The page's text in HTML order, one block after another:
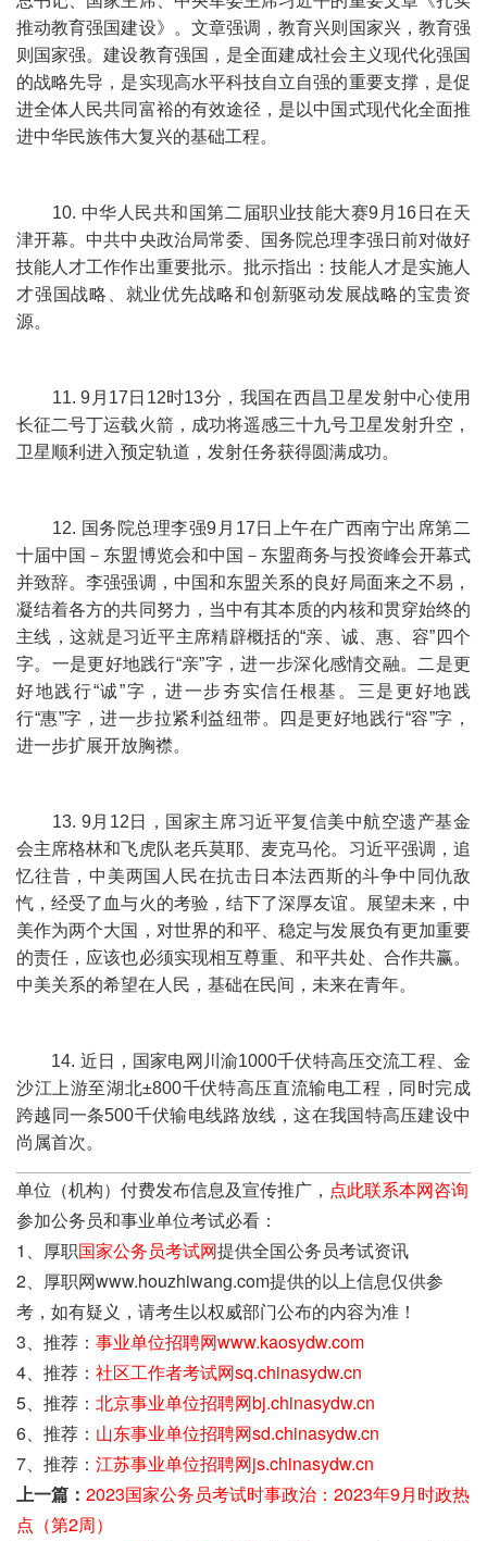
推动教育强国建设》。文章强调，教育兴则国家兴，教育强
则国家强。建设教育强国，是全面建成社会主义现代化强国
的战略先导，是实现高水平科技自立自强的重要支撑，是促
进全体人民共同富裕的有效途径，是以中国式现代化全面推
进中华民族伟大复兴的基础工程。
10. 中华人民共和国第二届职业技能大赛9月16日在天
津开幕。中共中央政治局常委、国务院总理李强日前对做好
技能人才工作作出重要批示。批示指出：技能人才是实施人
才强国战略、就业优先战略和创新驱动发展战略的宝贵资
源。
11. 9月17日12时13分，我国在西昌卫星发射中心使用
长征二号丁运载火箭，成功将遥感三十九号卫星发射升空，
卫星顺利进入预定轨道，发射任务获得圆满成功。
12. 国务院总理李强9月17日上午在广西南宁出席第二
十届中国－东盟博览会和中国－东盟商务与投资峰会开幕式
并致辞。李强强调，中国和东盟关系的良好局面来之不易，
凝结着各方的共同努力，当中有其本质的内核和贯穿始终的
主线，这就是习近平主席精辟概括的“亲、诚、惠、容”四个
字。一是更好地践行“亲”字，进一步深化感情交融。二是更
好地践行“诚”字，进一步夯实信任根基。三是更好地践
行“惠”字，进一步拉紧利益纽带。四是更好地践行“容”字，
进一步扩展开放胸襟。
13. 9月12日，国家主席习近平复信美中航空遗产基金
会主席格林和飞虎队老兵莫耶、麦克马伦。习近平强调，追
忆往昔，中美两国人民在抗击日本法西斯的斗争中同仇敌
忾，经受了血与火的考验，结下了深厚友谊。展望未来，中
美作为两个大国，对世界的和平、稳定与发展负有更加重要
的责任，应该也必须实现相互尊重、和平共处、合作共赢。
中美关系的希望在人民，基础在民间，未来在青年。
14. 近日，国家电网川渝1000千伏特高压交流工程、金
沙江上游至湖北±800千伏特高压直流输电工程，同时完成
跨越同一条500千伏输电线路放线，这在我国特高压建设中
尚属首次。
单位（机构）付费发布信息及宣传推广， 点此联系本网咨询
参加公务员和事业单位考试必看：
1、厚职国家公务员考试网提供全国公务员考试资讯
2、厚职网www.houzhiwang.com提供的以上信息仅供参
考，如有疑义，请考生以权威部门公布的内容为准！
3、推荐： 事业单位招聘网www.kaosydw.com
4、推荐： 社区工作者考试网sq.chinasydw.cn
5、推荐： 北京事业单位招聘网bj.chinasydw.cn
6、推荐： 山东事业单位招聘网sd.chinasydw.cn
7、推荐： 江苏事业单位招聘网js.chinasydw.cn
上一篇： 2023国家公务员考试时事政治：2023年9月时政热
点（第2周）